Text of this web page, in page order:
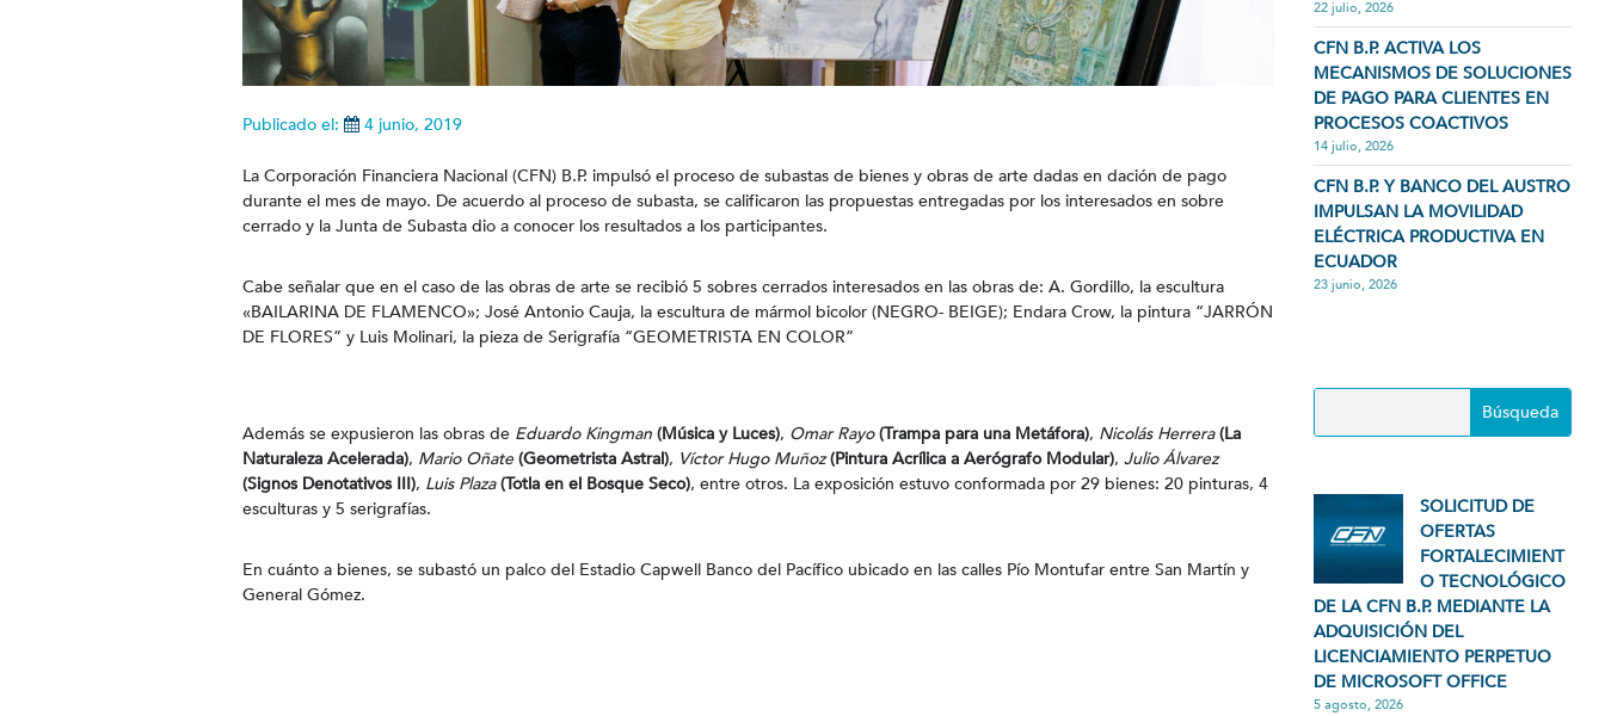
Publicado el: 4 junio, 2019
La Corporación Financiera Nacional (CFN) B.P. impulsó el proceso de subastas de bienes y obras de arte dadas en dación de pago
durante el mes de mayo. De acuerdo al proceso de subasta, se calificaron las propuestas entregadas por los interesados en sobre
cerrado y la Junta de Subasta dio a conocer los resultados a los participantes.
Cabe señalar que en el caso de las obras de arte se recibió 5 sobres cerrados interesados en las obras de: A. Gordillo, la escultura
«BAILARINA DE FLAMENCO»; José Antonio Cauja, la escultura de mármol bicolor (NEGRO- BEIGE); Endara Crow, la pintura “JARRÓN
DE FLORES” y Luis Molinari, la pieza de Serigrafía “GEOMETRISTA EN COLOR”
Además se expusieron las obras de Eduardo Kingman (Música y Luces), Omar Rayo (Trampa para una Metáfora), Nicolás Herrera (La
Naturaleza Acelerada), Mario Oñate (Geometrista Astral), Víctor Hugo Muñoz (Pintura Acrílica a Aerógrafo Modular),Julio Álvarez
(Signos Denotativos III), Luis Plaza (Totla en el Bosque Seco), entre otros. La exposición estuvo conformada por 29 bienes: 20 pinturas, 4
esculturas y 5 serigrafías.
En cuánto a bienes, se subastó un palco del Estadio Capwell Banco del Pacífico ubicado en las calles Pío Montufar entre San Martín y
General Gómez.
22 julio, 2026
CFN B.P. ACTIVA LOS
MECANISMOS DE SOLUCIONES
DE PAGO PARA CLIENTES EN
PROCESOS COACTIVOS
14 julio, 2026
CFN B.P. Y BANCO DEL AUSTRO
IMPULSAN LA MOVILIDAD
ELÉCTRICA PRODUCTIVA EN
ECUADOR
23 junio, 2026
SOLICITUD DE
OFERTAS
FORTALECIMIENT
O TECNOLÓGICO
DE LA CFN B.P. MEDIANTE LA
ADQUISICIÓN DEL
LICENCIAMIENTO PERPETUO
DE MICROSOFT OFFICE
5 agosto, 2026